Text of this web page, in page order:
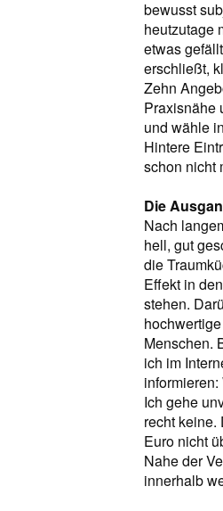
bewusst
heutzutage
etwas
erschließt,
Zehn
Praxisnähe
und wähle
Hintere
schon nicht
Die
Nach
hell, gut
die
Effekt in
stehen.
Menschen.
ich im
Ich gehe
recht keine.
Euro nicht
Nahe der
innerhalb